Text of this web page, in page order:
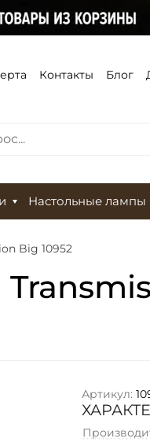
Контакты Блог
Настольные лампы
Big 10952
Артикул: